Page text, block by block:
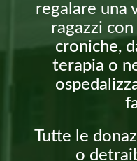
regalare una
ragazzi
croniche,
terapia o
Tutte le
o